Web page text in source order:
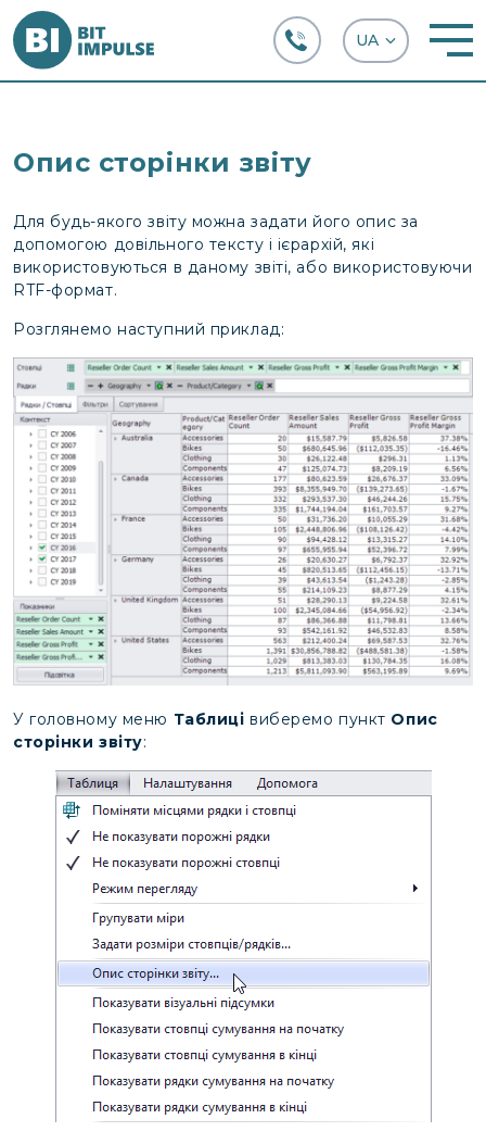
Опис сторінки звіту
Для будь-якого звіту можна задати його опис за
допомогою довільного тексту і ієрархій, які
використовуються в даному звіті, або використовуючи
RTF-формат.
Розглянемо наступний приклад:
У головному меню Таблиці виберемо пункт Опис
сторінки звіту: